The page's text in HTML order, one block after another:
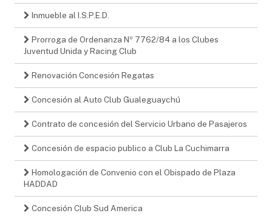
Inmueble al I.S.P.E.D.
Prorroga de Ordenanza Nº 7762/84 a los Clubes
Juventud Unida y Racing Club
Renovación Concesión Regatas
Concesión al Auto Club Gualeguaychú
Contrato de concesión del Servicio Urbano de Pasajeros
Concesión de espacio publico a Club La Cuchimarra
Homologación de Convenio con el Obispado de Plaza
HADDAD
Concesión Club Sud America